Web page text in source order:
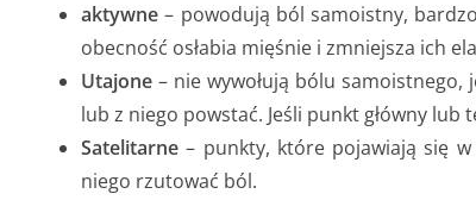
aktywne – powodują ból samoistny,
obecność osłabia mięśnie i zmniejsza ich
Utajone – nie wywołują bólu
lub z niego powstać. Jeśli punkt główny
Satelitarne– punkty, które pojawiają się
niego rzutować ból.